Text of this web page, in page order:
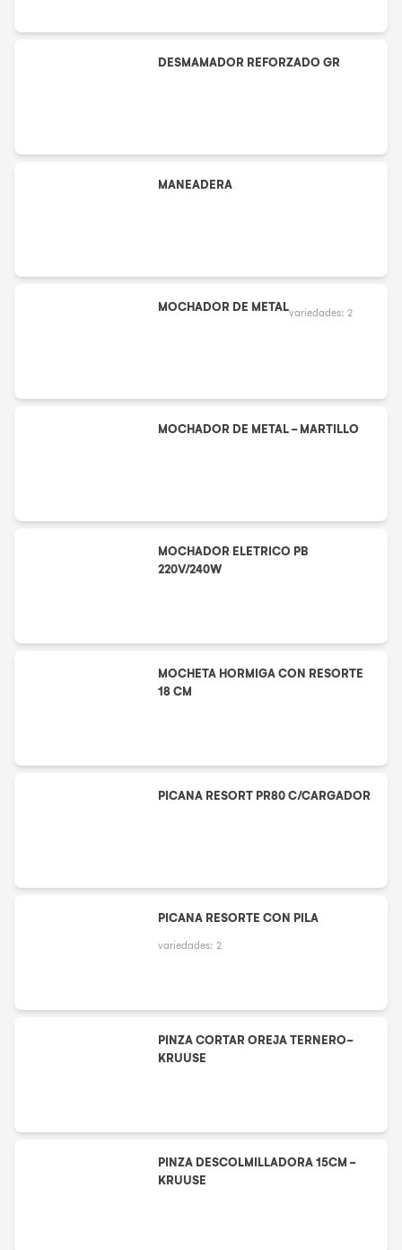
DESMAMADOR REFORZADO GR
MANEADERA
MOCHADOR DE METALvariedades: 2
MOCHADOR DE METAL - MARTILLO
MOCHADOR ELETRICO PB
220V/240W
MOCHETA HORMIGA CON RESORTE
18 CM
PICANA RESORT PR80 C/CARGADOR
PICANA RESORTE CON PILA
variedades: 2
PINZA CORTAR OREJA TERNERO-
KRUUSE
PINZA DESCOLMILLADORA 15CM -
KRUUSE